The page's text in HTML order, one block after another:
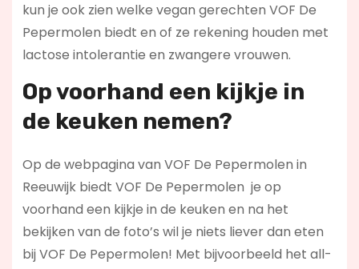
kun je ook zien welke vegan gerechten VOF De
Pepermolen biedt en of ze rekening houden met
lactose intolerantie en zwangere vrouwen.
Op voorhand een kijkje in
de keuken nemen?
Op de webpagina van VOF De Pepermolen in
Reeuwijk biedt VOF De Pepermolen je op
voorhand een kijkje in de keuken en na het
bekijken van de foto’s wil je niets liever dan eten
bij VOF De Pepermolen! Met bijvoorbeeld het all-